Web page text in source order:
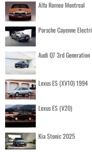
Alfa Romeo Montreal
Porsche Cayenne
Audi Q7 3rd Generation
Lexus ES (XV10) 1994
Lexus ES (V20)
Kia Stonic 2025